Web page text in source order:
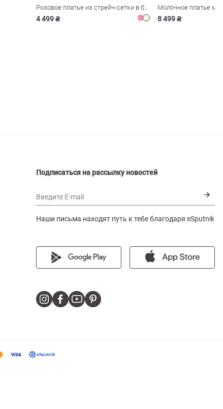
4 499 ₴ 8 499 ₴
Подписаться на рассылку новостей
Введите E-mail
Наши письма находят путь к тебе благодаря eSputnik